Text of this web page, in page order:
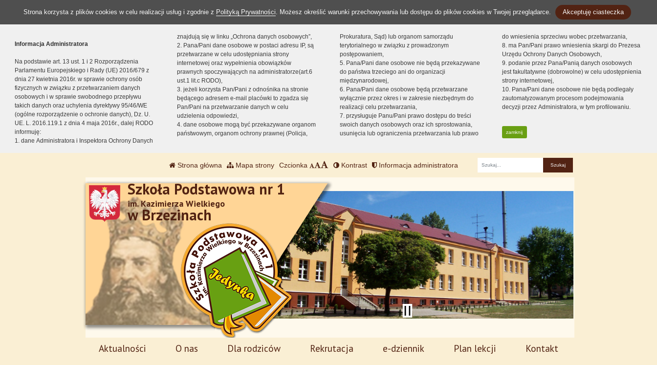
Strona korzysta z plików cookies w celu realizacji usług i zgodnie z Polityką Prywatności. Możesz określić warunki przechowywania lub dostępu do plików cookies w Twojej przeglądarce. Akceptuję ciasteczka
Informacja Administratora
Na podstawie art. 13 ust. 1 i 2 Rozporządzenia
Parlamentu Europejskiego i Rady (UE) 2016/679 z
dnia 27 kwietnia 2016r. w sprawie ochrony osób
fizycznych w związku z przetwarzaniem danych
osobowych i w sprawie swobodnego przepływu
takich danych oraz uchylenia dyrektywy 95/46/WE
(ogólne rozporządzenie o ochronie danych), Dz. U.
UE. L. 2016.119.1 z dnia 4 maja 2016r., dalej RODO
informuję:
1. dane Administratora i Inspektora Ochrony Danych
znajdują się w linku „Ochrona danych osobowych”,
2. Pana/Pani dane osobowe w postaci adresu IP, są
przetwarzane w celu udostępniania strony
internetowej oraz wypełnienia obowiązków
prawnych spoczywających na administratorze(art.6
ust.1 lit.c RODO),
3. jeżeli korzysta Pan/Pani z odnośnika na stronie
będącego adresem e-mail placówki to zgadza się
Pan/Pani na przetwarzanie danych w celu
udzielenia odpowiedzi,
4. dane osobowe mogą być przekazywane organom
państwowym, organom ochrony prawnej (Policja,
Prokuratura, Sąd) lub organom samorządu
terytorialnego w związku z prowadzonym
postępowaniem,
5. Pana/Pani dane osobowe nie będą przekazywane
do państwa trzeciego ani do organizacji
międzynarodowej,
6. Pana/Pani dane osobowe będą przetwarzane
wyłącznie przez okres i w zakresie niezbędnym do
realizacji celu przetwarzania,
7. przysługuje Panu/Pani prawo dostępu do treści
swoich danych osobowych oraz ich sprostowania,
usunięcia lub ograniczenia przetwarzania lub prawo
do wniesienia sprzeciwu wobec przetwarzania,
8. ma Pan/Pani prawo wniesienia skargi do Prezesa
Urzędu Ochrony Danych Osobowych,
9. podanie przez Pana/Panią danych osobowych
jest fakultatywne (dobrowolne) w celu udostępnienia
strony internetowej,
10. Pana/Pani dane osobowe nie będą podlegały
zautomatyzowanym procesom podejmowania
decyzji przez Administratora, w tym profilowaniu.
zamknij
Strona główna Mapa strony Czcionka Kontrast Informacja administratora
Fraza
Szkoła Podstawowa nr 1
im. Kazimierza Wielkiego
w Brzezinach
Aktualności O nas Dla rodziców Rekrutacja e-dziennik Plan lekcji
Kontakt